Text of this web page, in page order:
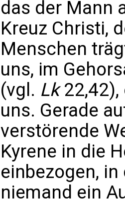
das der Mann
Kreuz Christi,
Menschen
uns, im
(vgl. Lk22,42),
uns. Gerade
verstörende
Kyrene in die
einbezogen,
niemand ein